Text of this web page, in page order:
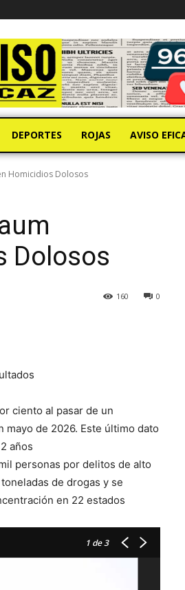
DEPORTES ROJAS AVISO
Homicidios Dolosos
Dolosos
0
160
ciento al pasar de un
de 2026. Este último dato
años
personas por delitos de alto
de drogas y se
en 22 estados
1 de 3